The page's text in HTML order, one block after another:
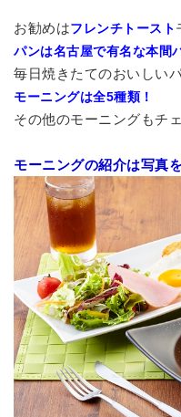
お勧めはフレンチトースト
パンは名古屋で有名な本間
毎日焼きたてのおいしい
モーニングは全5種類！
その他のモーニングもチ
モーニングの紹介は写真